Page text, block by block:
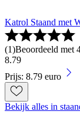
Katrol Staand met
(1)Beoordeeld met
8.79
Prijs: 8.79 euro
Bekijk alles in